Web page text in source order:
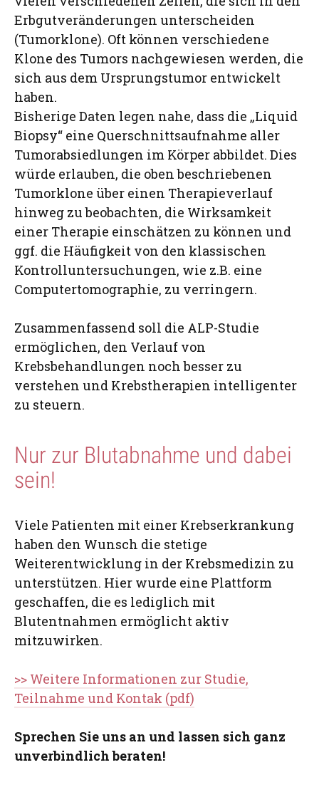
Erbgutveränderungen unterscheiden
(Tumorklone). Oft können verschiedene
Klone des Tumors nachgewiesen werden, die
sich aus dem Ursprungstumor entwickelt
haben.
Bisherige Daten legen nahe, dass die „Liquid
Biopsy“ eine Querschnittsaufnahme aller
Tumorabsiedlungen im Körper abbildet. Dies
würde erlauben, die oben beschriebenen
Tumorklone über einen Therapieverlauf
hinweg zu beobachten, die Wirksamkeit
einer Therapie einschätzen zu können und
ggf. die Häufigkeit von den klassischen
Kontrolluntersuchungen, wie z.B. eine
Computertomographie, zu verringern.
Zusammenfassend soll die ALP-Studie
ermöglichen, den Verlauf von
Krebsbehandlungen noch besser zu
verstehen und Krebstherapien intelligenter
zu steuern.
Nur zur Blutabnahme und dabei
sein!
Viele Patienten mit einer Krebserkrankung
haben den Wunsch die stetige
Weiterentwicklung in der Krebsmedizin zu
unterstützen. Hier wurde eine Plattform
geschaffen, die es lediglich mit
Blutentnahmen ermöglicht aktiv
mitzuwirken.
>> Weitere Informationen zur Studie,
Teilnahme und Kontak (pdf)
Sprechen Sie uns an und lassen sich ganz
unverbindlich beraten!